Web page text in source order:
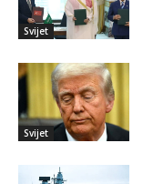
Svijet
Svijet